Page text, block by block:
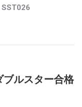
SST026
ルスター合格